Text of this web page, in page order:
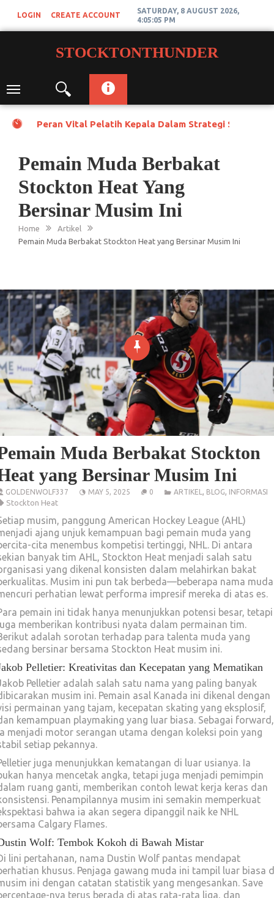
content
LOGIN CREATE ACCOUNT
SATURDAY, 8 AUGUST 2026,
4:05:05 PM
STOCKTONTHUNDER
Toggle
navigation
Peran Vital Pelatih Kepala Dalam Strategi Stockton
Pemain Muda Berbakat
Stockton Heat Yang
Bersinar Musim Ini
Home
Artikel
Pemain Muda Berbakat Stockton Heat yang Bersinar Musim Ini
Muda Berbakat Stockton
yang Bersinar Musim Ini
GOLDENWOLF337 MAY 5, 2025 0 ARTIKEL , BLOG, INFORMASI
Stockton Heat
musim, panggung American Hockey League (AHL)
ajang unjuk kemampuan bagi pemain muda yang
cita menembus kompetisi tertinggi, NHL. Di antara
banyak tim AHL, Stockton Heat menjadi salah satu
yang dikenal konsisten dalam melahirkan bakat
Musim ini pun tak berbeda—beberapa nama muda
perhatian lewat performa impresif mereka di atas es.
pemain ini tidak hanya menunjukkan potensi besar, tetapi
memberikan kontribusi nyata dalam permainan tim.
adalah sorotan terhadap para talenta muda yang
bersinar bersama Stockton Heat musim ini.
Pelletier: Kreativitas dan Kecepatan yang Mematikan
Pelletier adalah salah satu nama yang paling banyak
musim ini. Pemain asal Kanada ini dikenal dengan
permainan yang tajam, kecepatan skating yang eksplosif,
kemampuan playmaking yang luar biasa. Sebagai forward,
menjadi motor serangan utama dengan koleksi poin yang
setiap pekannya.
juga menunjukkan kematangan di luar usianya. Ia
hanya mencetak angka, tetapi juga menjadi pemimpin
ruang ganti, memberikan contoh lewat kerja keras dan
Penampilannya musim ini semakin memperkuat
bahwa ia akan segera dipanggil naik ke NHL
Calgary Flames.
Wolf: Tembok Kokoh di Bawah Mistar
lini pertahanan, nama Dustin Wolf pantas mendapat
khusus. Penjaga gawang muda ini tampil luar biasa
ini dengan catatan statistik yang mengesankan. Save
nya terus berada di atas rata-rata liga, dan